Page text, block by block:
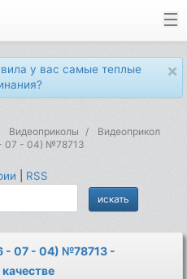
×
у вас самые теплые
Видеоприколы
Видеоприкол
07 - 04) №78713
RSS
- 07 - 04) №78713 -